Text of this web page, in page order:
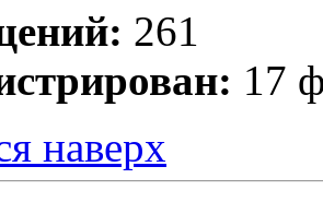
261
17
наверх